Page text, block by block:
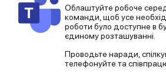
Облаштуйте робоче
команди, щоб усе
роботи було доступне в
єдиному розташуванні.
Проводьте наради,
телефонуйте та